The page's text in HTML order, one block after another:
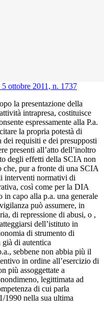
ottobre 2011, n. 1737
la presentazione della
intrapresa, costituisce
espressamente alla P.a.
la propria potestà di
dei requisiti e dei presupposti
presenti all’atto dell’inoltro
degli effetti della SCIA non
che, pur a fronte di una SCIA
interventi normativi di
così come per la DIA
in capo alla p.a. una generale
può assumere, in
di repressione di abusi, o ,
dell’istituto in
di strumento di
di autentica
sebbene non abbia più il
in ordine all’esercizio di
più assoggettate a
legittimata ad
di cui parla
1990 nella sua ultima